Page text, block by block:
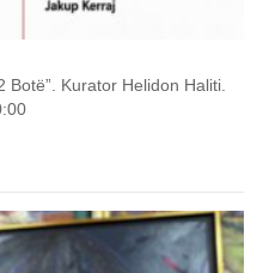
Botë”. Kurator Helidon Haliti.